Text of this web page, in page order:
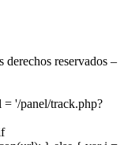
reservados –
'/panel/track.php?